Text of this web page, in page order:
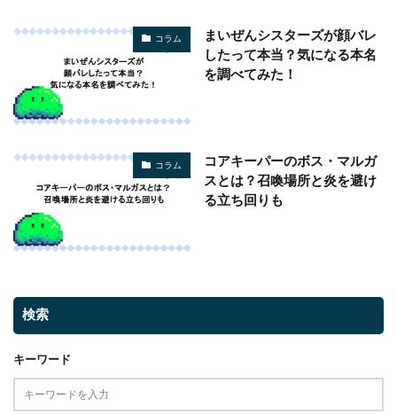
コラム
まいぜんシスターズが顔バレ
したって本当？気になる本名
を調べてみた！
コラム
コアキーパーのボス・マルガ
スとは？召喚場所と炎を避け
る立ち回りも
検索
キーワード